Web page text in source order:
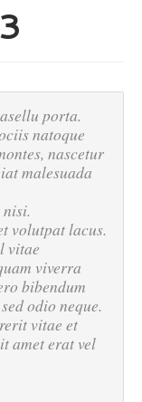
porta.
natoque
nascetur
malesuada
volutpat lacus.
vitae
viverra
bibendum
odio neque.
vitae et
amet erat vel